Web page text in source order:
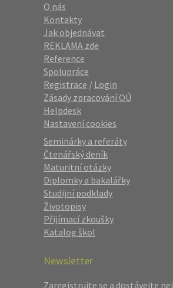
O nás
Kontakty
Jak objednávat
REKLAMA zde
Reference
Spolupráce
Registrace / Login
Zásady zpracování OÚ
Helpdesk
Nastavení cookies
Seminárky a referáty
Čtenářský deník
Maturitní otázky
Diplomky a bakalářky
Studijní podklady
Životopisy
Přijímací zkoušky
Katalog škol
Newsletter
Zaregistrujte se a dostávejte